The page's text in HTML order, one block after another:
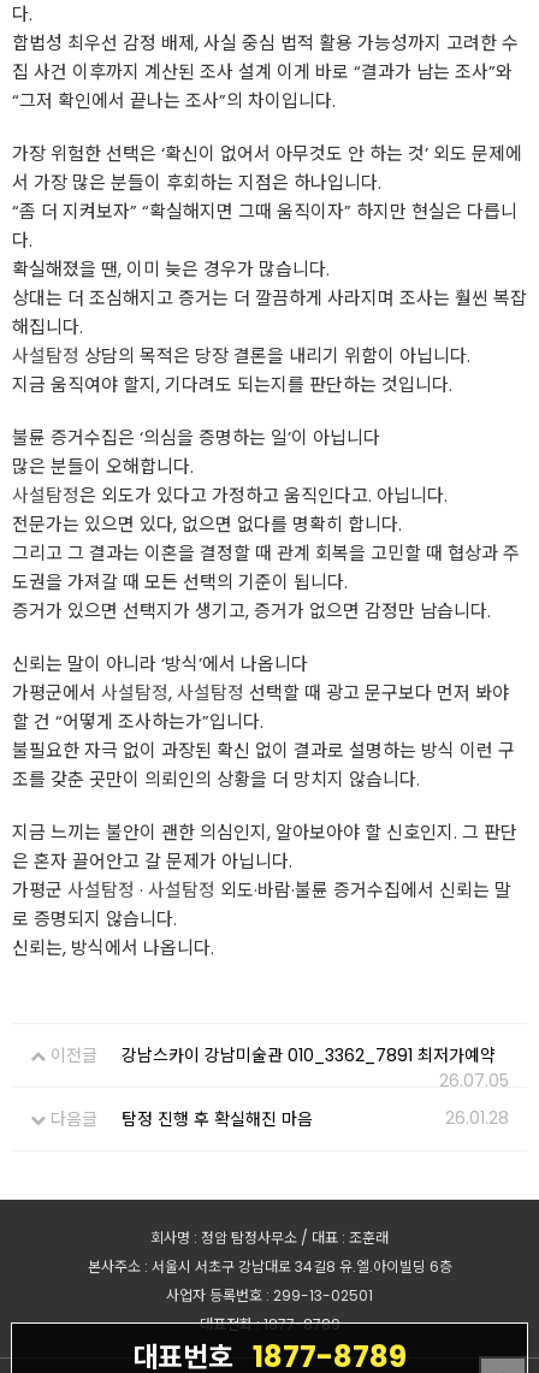
다.
합법성 최우선 감정 배제, 사실 중심 법적 활용 가능성까지 고려한 수
집 사건 이후까지 계산된 조사 설계 이게 바로 “결과가 남는 조사”와
“그저 확인에서 끝나는 조사”의 차이입니다.
가장 위험한 선택은 ‘확신이 없어서 아무것도 안 하는 것’ 외도 문제에
서 가장 많은 분들이 후회하는 지점은 하나입니다.
“좀 더 지켜보자” “확실해지면 그때 움직이자” 하지만 현실은 다릅니
다.
확실해졌을 땐, 이미 늦은 경우가 많습니다.
상대는 더 조심해지고 증거는 더 깔끔하게 사라지며 조사는 훨씬 복잡
해집니다.
사설탐정 상담의 목적은 당장 결론을 내리기 위함이 아닙니다.
지금 움직여야 할지, 기다려도 되는지를 판단하는 것입니다. ​
불륜 증거수집은 ‘의심을 증명하는 일’이 아닙니다
많은 분들이 오해합니다.
사설탐정은 외도가 있다고 가정하고 움직인다고. 아닙니다.
전문가는 있으면 있다, 없으면 없다를 명확히 합니다.
그리고 그 결과는 이혼을 결정할 때 관계 회복을 고민할 때 협상과 주
도권을 가져갈 때 모든 선택의 기준이 됩니다.
증거가 있으면 선택지가 생기고, 증거가 없으면 감정만 남습니다.
신뢰는 말이 아니라 ‘방식’에서 나옵니다
가평군에서 사설탐정,사설탐정 선택할 때 광고 문구보다 먼저 봐야
할 건 “어떻게 조사하는가”입니다.
불필요한 자극 없이 과장된 확신 없이 결과로 설명하는 방식 이런 구
조를 갖춘 곳만이 의뢰인의 상황을 더 망치지 않습니다.
지금 느끼는 불안이 괜한 의심인지, 알아보아야 할 신호인지. 그 판단
은 혼자 끌어안고 갈 문제가 아닙니다.
가평군 사설탐정 · 사설탐정 외도·바람·불륜 증거수집에서 신뢰는 말
로 증명되지 않습니다.
신뢰는, 방식에서 나옵니다.
이전글
강남스카이 강남미술관 010_3362_7891 최저가예약
26.07.05
다음글
탐정 진행 후 확실해진 마음 26.01.28
대표번호 1877-8789
회사명 : 정암 탐정사무소 / 대표 : 조훈래
본사주소 : 서울시 서초구 강남대로 34길8 유.엘.아이빌딩 6층
사업자 등록번호 : 299-13-02501
대표전화 : 1877-8789